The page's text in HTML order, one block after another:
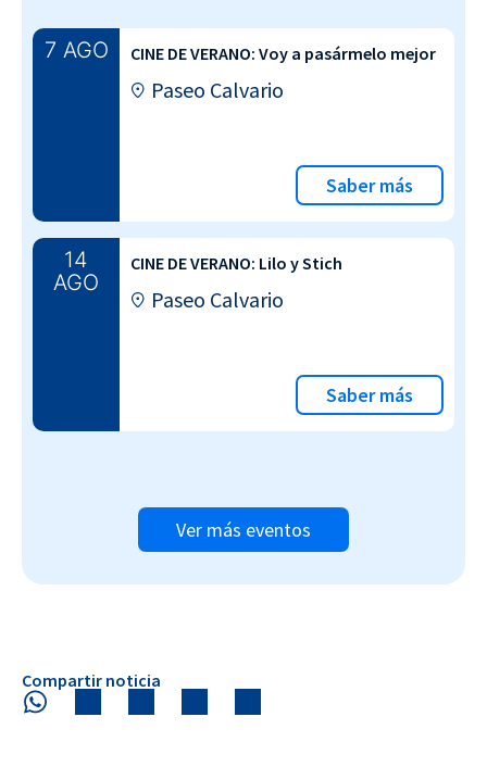
7 AGO CINE DE VERANO: Voy a pasármelo mejor
Paseo Calvario
Saber más
14
AGO
CINE DE VERANO: Lilo y Stich
Paseo Calvario
Saber más
Ver más eventos
Compartir noticia